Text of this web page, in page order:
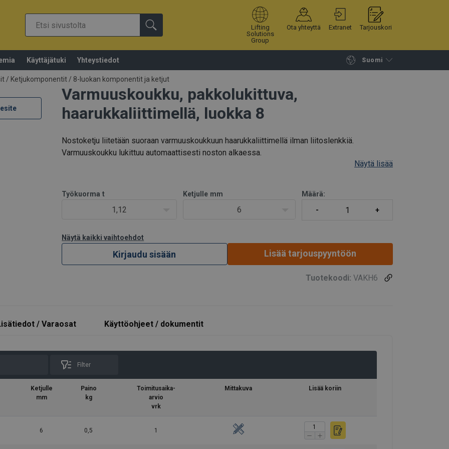
Lifting
Solutions
Group
Ota yhteyttä Extranet Tarjouskori
Käyttäjätuki Yhteystiedot Suomi
Jatka selailua Tuotekoriin
/ Ketjukomponentit / 8-luokan komponentit ja ketjut
Varmuuskoukku, pakkolukittuva,
haarukkaliittimellä, luokka 8
Nostoketju liitetään suoraan varmuuskoukkuun haarukkaliittimellä ilman liitoslenkkiä.
Varmuuskoukku lukittuu automaattisesti noston alkaessa.
Näytä lisää
Työkuorma t
1,12
Ketjulle mm
6
Määrä:
Näytä kaikki vaihtoehdot
Kirjaudu sisään Lisää tarjouspyyntöön
Tuotekoodi: VAKH6
/ Varaosat Käyttöohjeet / dokumentit
Filter
Ketjulle
mm
Paino
kg
Toimitusaika-
arvio
vrk
Mittakuva Lisää koriin
6 0,5 1
tarkista koukun leimaukset.
Sopii ABT-koukkuun (tuotekoodi/-t)
Tuotekuvaus Sopii ABT-koukkuun (tuotekoodi/-t)